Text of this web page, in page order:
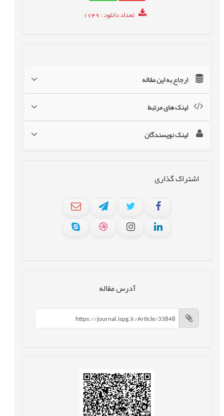
تعداد دانلود: 1749
ارجاع به این مقاله
لینک های مرتبط
لینک نویسندگان
اشتراک گذاری
آدرس مقاله